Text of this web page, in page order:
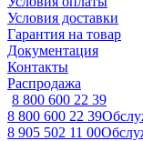
Условия доставки
Гарантия на товар
Документация
Контакты
Распродажа
8 800 600 22 39
8 800 600 22 39
8 905 502 11 00